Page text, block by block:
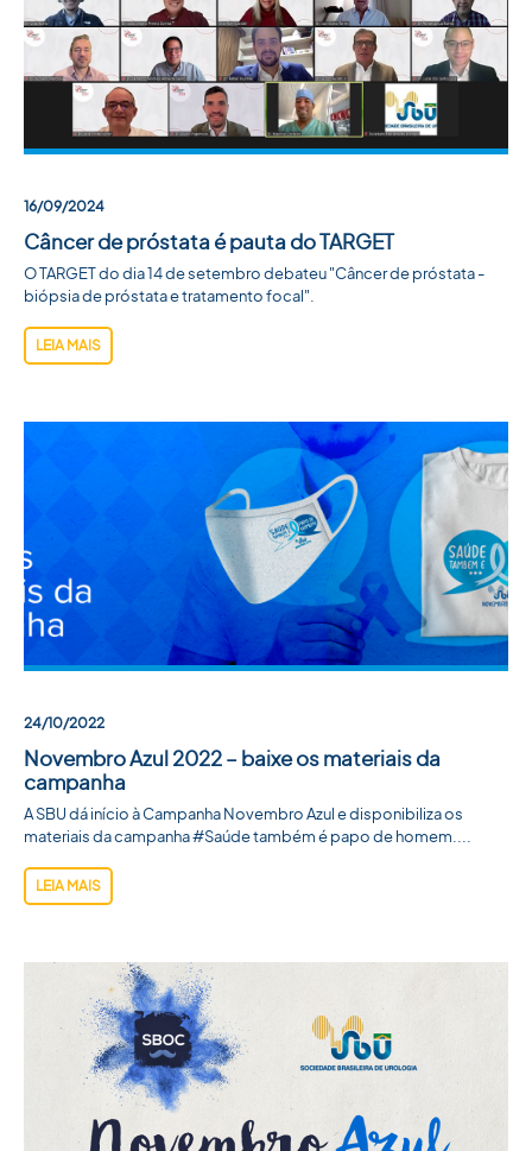
16/09/2024
Câncer de próstata é pauta do TARGET
O TARGET do dia 14 de setembro debateu "Câncer de próstata -
biópsia de próstata e tratamento focal".
LEIA MAIS
24/10/2022
Novembro Azul 2022 – baixe os materiais da
campanha
A SBU dá início à Campanha Novembro Azul e disponibiliza os
materiais da campanha #Saúde também é papo de homem....
LEIA MAIS